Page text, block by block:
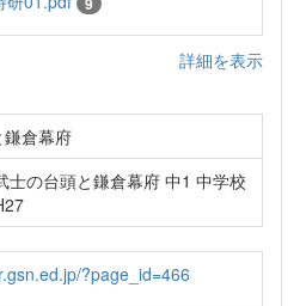
詳細を表示
倉幕府
士の台頭と鎌倉幕府 中1 中学校
?page_id=466